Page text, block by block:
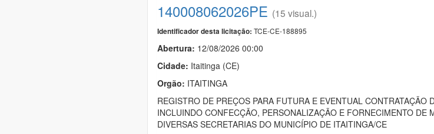
140008062026PE (15 visual.)
Identificador desta licitação: TCE-CE-188895
Abertura: 12/08/2026 00:00
Cidade: Itaitinga (CE)
Orgão: ITAITINGA
REGISTRO DE PREÇOS PARA FUTURA E EVENTUAL
INCLUINDO CONFECÇÃO, PERSONALIZAÇÃO E FORNECIMENTO
DIVERSAS SECRETARIAS DO MUNICÍPIO DE ITAITINGA/CE